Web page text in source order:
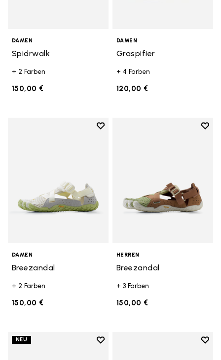
DAMEN
Spidrwalk
+ 2 Farben
150,00 €
DAMEN
Graspifier
+ 4 Farben
120,00 €
Add to wishlist
DAMEN
Breezandal
+ 2 Farben
150,00 €
Add
HERREN
Breezandal
+ 3 Farben
150,00 €
NEU
Add to wishlist
Add